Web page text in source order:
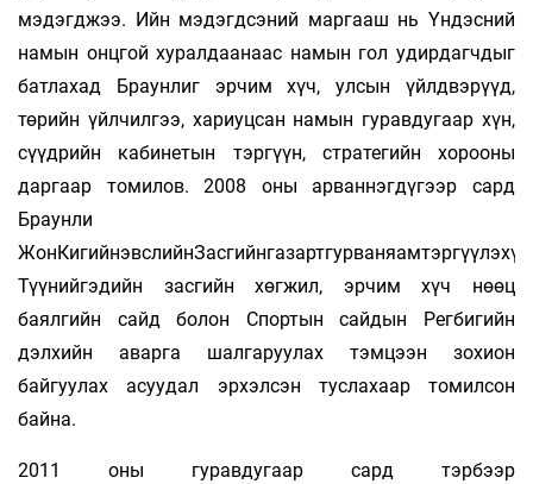
мэдэгджээ. Ийн мэдэгдсэний маргааш нь Үндэсний
намын онцгой хуралдаанаас намын гол удирдагчдыг
батлахад Браунлиг эрчим хүч, улсын үйлдвэрүүд,
төрийн үйлчилгээ, хариуцсан намын гуравдугаар хүн,
сүүдрийн кабинетын тэргүүн, стратегийн хорооны
даргаар томилов. 2008 оны арваннэгдүгээр сард
Браунли
Түүнийгэдийн засгийн хөгжил, эрчим хүч нөөц
баялгийн сайд болон Спортын сайдын Регбигийн
дэлхийн аварга шалгаруулах тэмцээн зохион
байгуулах асуудал эрхэлсэн туслахаар томилсон
байна.
2011 оны гуравдугаар сард тэрбээр